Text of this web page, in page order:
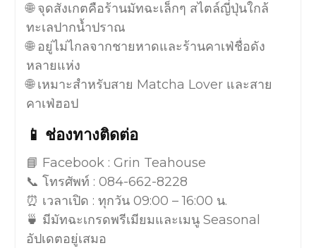
🌐 จุดสังเกตคือร้านมัทฉะเล็กๆ สไตล์ญี่ปุ่นใกล้
ทะเลปากน้ำปราณ
🌐 อยู่ไม่ไกลจากชายหาดและร้านคาเฟ่ชื่อดัง
หลายแห่ง
🌐 เหมาะสำหรับสาย Matcha Lover และสาย
คาเฟ่ฮอป
📱 ช่องทางติดต่อ
📘 Facebook : Grin Teahouse
📞 โทรศัพท์ : 084-662-8228
⏰ เวลาเปิด : ทุกวัน 09:00 – 16:00 น.
🍵 มีมัทฉะเกรดพรีเมียมและเมนู Seasonal
อัปเดตอยู่เสมอ